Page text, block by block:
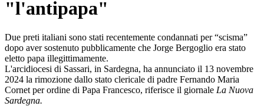
"l'antipapa"
Due preti italiani sono stati recentemente condannati per “scisma”
dopo aver sostenuto pubblicamente che Jorge Bergoglio era stato
eletto papa illegittimamente.
L'arcidiocesi di Sassari, in Sardegna, ha annunciato il 13 novembre
2024 la rimozione dallo stato clericale di padre Fernando Maria
Cornet per ordine di Papa Francesco, riferisce il giornale La Nuova
Sardegna.